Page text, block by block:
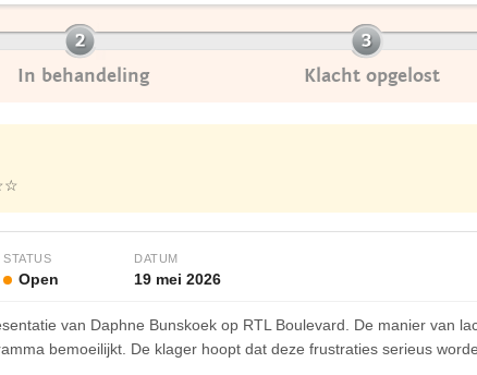
In behandeling Klacht opgelost
STATUS
Open
DATUM
19 mei 2026
van Daphne Bunskoek op RTL Boulevard. De manier van
bemoeilijkt. De klager hoopt dat deze frustraties serieus